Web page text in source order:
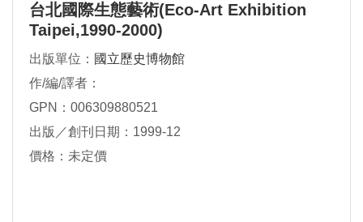
台北國際生態藝術(Eco-Art Exhibition
Taipei,1990-2000)
出版單位： 國立歷史博物館
作/編/譯者：
GPN：006309880521
出版／創刊日期：1999-12
價格：未定價